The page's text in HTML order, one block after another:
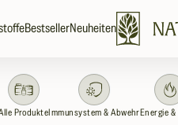
BestsellerNeuheiten
ProdukteImmunsystem & AbwehrEnergie &